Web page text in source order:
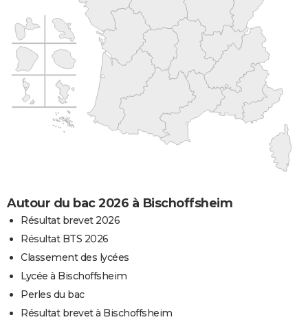
Autour du bac 2026 à Bischoffsheim
Résultat brevet 2026
Résultat BTS 2026
Classement des lycées
Lycée à Bischoffsheim
Perles du bac
Résultat brevet à Bischoffsheim